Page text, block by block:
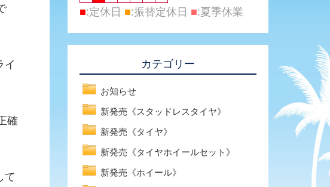
イ
確
て
■:定休日 ■:振替定休日 ■:夏季休業
カテゴリー
お知らせ
新発売《スタッドレスタイヤ》
新発売《タイヤ》
新発売《タイヤホイールセット》
新発売《ホイール》